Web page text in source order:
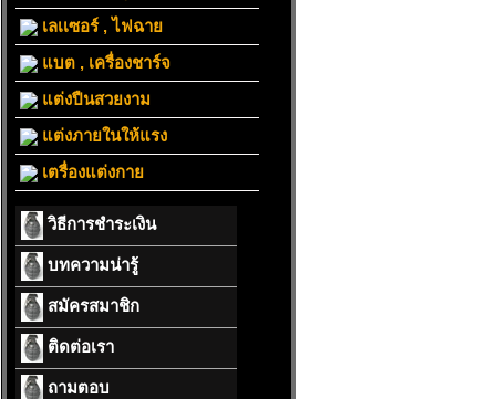
เลเเซอร์ , ไฟฉาย
แบต , เครื่องชาร์จ
แต่งปืนสวยงาม
แต่งภายในให้แรง
เตรื่องแต่งกาย
วิธีการชำระเงิน
บทความน่ารู้
สมัครสมาชิก
ติดต่อเรา
ถามตอบ